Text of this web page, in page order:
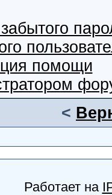
помощи
<
Работает на